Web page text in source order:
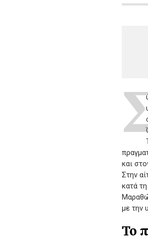
και
Στην
κατά
με την
Το